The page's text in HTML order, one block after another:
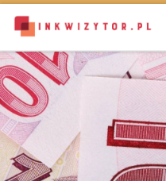
Skip to content